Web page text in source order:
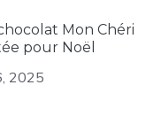
Mon Chéri
pour Noël
2025